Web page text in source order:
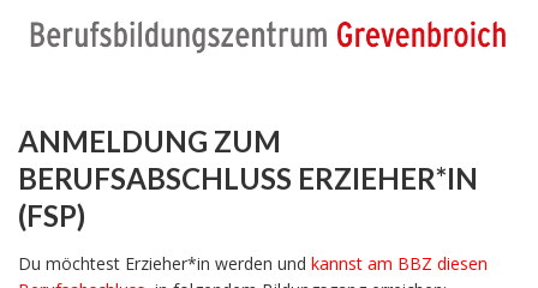
ANMELDUNG ZUM
BERUFSABSCHLUSS ERZIEHER*IN
(FSP)
Du möchtest Erzieher*in werden und kannst am BBZ diesen